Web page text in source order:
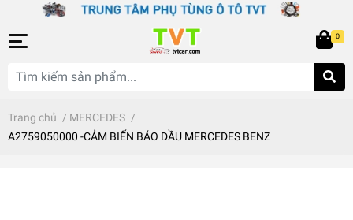
0
Trang chủ / MERCEDES /
A2759050000 -CẢM BIẾN BÁO DẦU MERCEDES BENZ